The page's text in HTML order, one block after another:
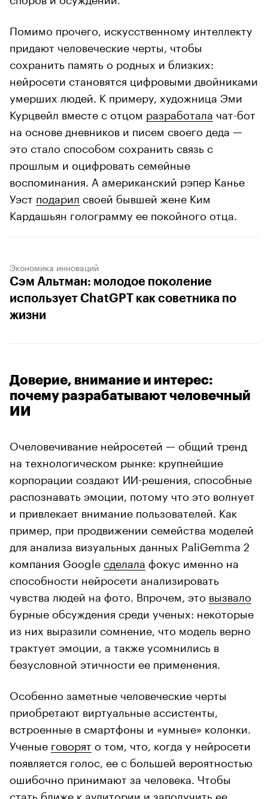
Помимо прочего, искусственному интеллекту
придают человеческие черты, чтобы
сохранить память о родных и близких:
нейросети становятся цифровыми двойниками
умерших людей. К примеру, художница Эми
Курцвейл вместе с отцом разработала чат-бот
на основе дневников и писем своего деда —
это стало способом сохранить связь с
прошлым и оцифровать семейные
воспоминания. А американский рэпер Канье
Уэст подарил своей бывшей жене Ким
Кардашьян голограмму ее покойного отца.
Экономика инноваций
Сэм Альтман: молодое поколение
использует ChatGPT как советника по
жизни
Доверие, внимание и интерес:
почему разрабатывают человечный
ИИ
Очеловечивание нейросетей — общий тренд
на технологическом рынке: крупнейшие
корпорации создают ИИ-решения, способные
распознавать эмоции, потому что это волнует
и привлекает внимание пользователей. Как
пример, при продвижении семейства моделей
для анализа визуальных данных PaliGemma 2
компания Google сделала фокус именно на
способности нейросети анализировать
чувства людей на фото. Впрочем, это вызвало
бурные обсуждения среди ученых: некоторые
из них выразили сомнение, что модель верно
трактует эмоции, а также усомнились в
безусловной этичности ее применения.
Особенно заметные человеческие черты
приобретают виртуальные ассистенты,
встроенные в смартфоны и «умные» колонки.
Ученые говорят о том, что, когда у нейросети
появляется голос, ее с большей вероятностью
ошибочно принимают за человека. Чтобы
стать ближе к аудитории и заполучить ее